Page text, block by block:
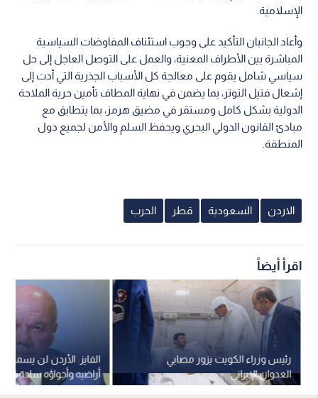
الإسلامية.
وأعاد الجانبان التأكيد على وجوب استئناف المفاوضات السياسية
المباشرة بين الأطراف المعنية، والعمل على التوصل العاجل إلى حل
سياسي شامل يقوم على معالجة كل الأسباب الجذرية التي أدت إلى
إشعال فتيل التوتر، بما يضمن في نهاية المطاف تأمين حرية الملاحة
الدولية بشكل كامل ومستقر في مضيق هرمز، بما يتطابق مع
مبادئ القانون الدولي البحري ويحفظ السلم والأمن لجميع دول
المنطقة.
الاردن السعودية قطر الحرب
اقرأ أيضاً
الفايز: الأردن لن يسمح
أراضيه وأجواؤه ساحة
بوقف الاعتداءات الإيرانية
رئيس وزراء الكويت يزور مصابي
العدوان الإيراني